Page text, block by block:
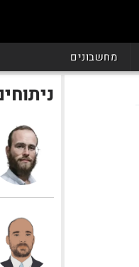
מחשבונים